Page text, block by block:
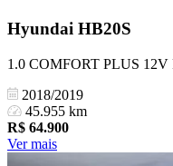
Hyundai HB20S
1.0 COMFORT PLUS
2018/2019
45.955 km
R$ 64.900
Ver mais